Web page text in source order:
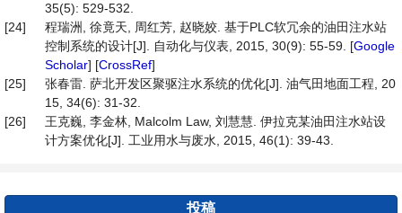
35(5): 529-532.
[24]
程瑞洲, 徐竟天, 周红芳, 赵晓姣. 基于PLC软冗余的油田注水站
控制系统的设计[J]. 自动化与仪表, 2015, 30(9): 55-59. [Google
Scholar] [CrossRef]
[25]
张春雷. 萨北开发区聚驱注水系统的优化[J]. 油气田地面工程, 20
15, 34(6): 31-32.
[26]
王克巍, 李金林, Malcolm Law, 刘慧慧. 伊拉克某油田注水站设
计方案优化[J]. 工业用水与废水, 2015, 46(1): 39-43.
投稿